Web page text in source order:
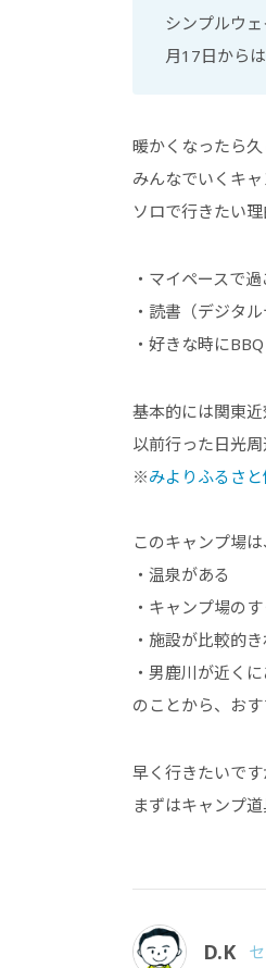
シンプルウ
月17日から
暖かくなったら
みんなでいくキャ
ソロで行きたい理
・マイペースで過
・読書（デジタル
・好きな時に
基本的には関東近
以前行った日光
※みよりふるさ
このキャンプ場は
・温泉がある
・キャンプ場の
・施設が比較的
・男鹿川が近くに
のことから、おす
早く行きたいです
まずはキャンプ
D.K